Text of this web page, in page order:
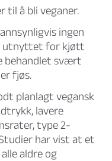
til å bli veganer.
ingen
utnyttet for kjøtt
behandlet svært
fjøs.
planlagt vegansk
lavere
type 2-
har vist at et
aldre og